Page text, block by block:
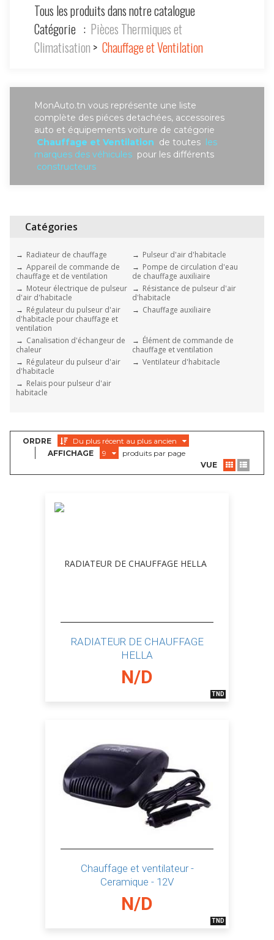
Tous les produits dans notre catalogue
Catégorie : Pièces Thermiques et
Climatisation > Chauffage et Ventilation
MonAuto.tn vous représente une liste
complète des piéces detachées, accessoires
auto et équipements voiture de catégorie
Chauffage et Ventilation de toutes les
marques des véhicules pour les différents
constructeurs
Catégories
Radiateur de chauffage
Pulseur d'air d'habitacle
Appareil de commande de
chauffage et de ventilation
Pompe de circulation d'eau
de chauffage auxiliaire
Moteur électrique de pulseur
d'air d'habitacle
Résistance de pulseur d'air
d'habitacle
Régulateur du pulseur d'air
d'habitacle pour chauffage et
ventilation
Chauffage auxiliaire
Canalisation d'échangeur de
chaleur
Élément de commande de
chauffage et ventilation
Régulateur du pulseur d'air
d'habitacle
Ventilateur d'habitacle
Relais pour pulseur d'air
habitacle
ORDRE
Du plus récent au plus ancien
AFFICHAGE
9
produits par page
VUE
RADIATEUR DE CHAUFFAGE
HELLA
N/D
TND
Chauffage et ventilateur -
Ceramique - 12V
N/D
TND